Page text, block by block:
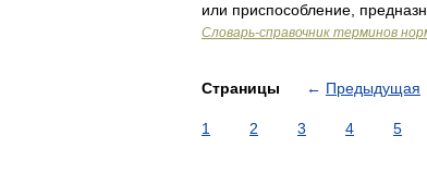
или приспособление,
Словарь-справочник терминов
Страницы ← Предыдущая
1 2 3 4 5